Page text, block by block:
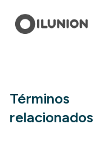
Términos
relacionados